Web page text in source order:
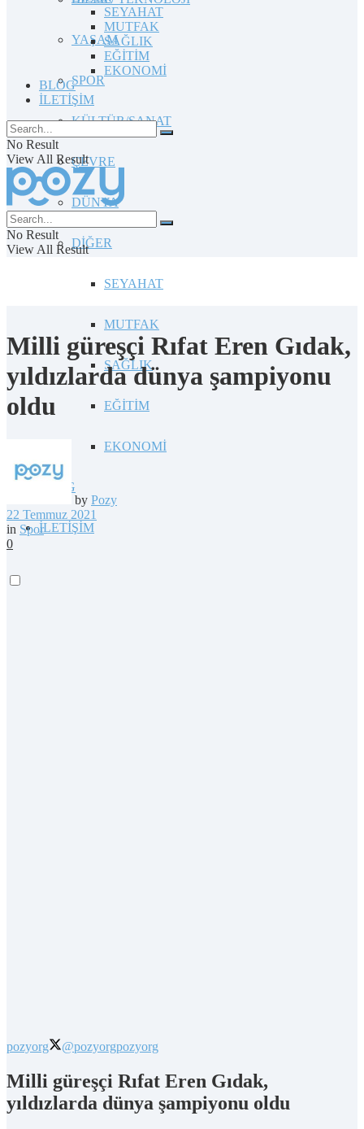
YAŞAM
SPOR
KÜLTÜR/SANAT
ÇEVRE
DÜNYA
DİĞER
SEYAHAT
MUTFAK
SAĞLIK
EĞİTİM
EKONOMİ
BLOG
İLETİŞİM
SEYAHAT
MUTFAK
SAĞLIK
EĞİTİM
EKONOMİ
BLOG
İLETİŞİM
No Result
View All Result
No Result
View All Result
Milli güreşçi Rıfat Eren Gıdak,
yıldızlarda dünya şampiyonu
oldu
by Pozy
22 Temmuz 2021
in Spor
0
pozyorg @pozyorgpozyorg
Milli güreşçi Rıfat Eren Gıdak,
yıldızlarda dünya şampiyonu oldu